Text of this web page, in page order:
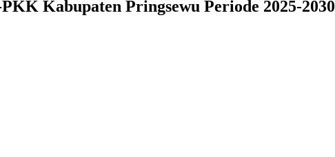
Kabupaten Pringsewu Periode 2025-2030